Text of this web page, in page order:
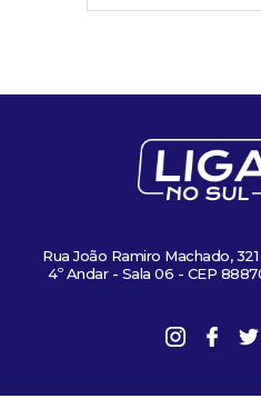
Rua João Ramiro Machado,
4º Andar - Sala 06 - CEP